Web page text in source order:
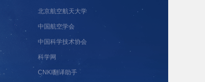
北京航空航天大学
中国航空学会
中国科学技术协会
科学网
CNKI翻译助手